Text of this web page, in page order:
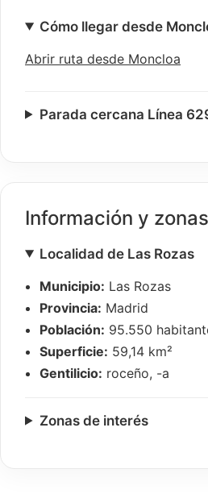
Cómo llegar desde
Abrir ruta desde Moncloa
Parada cercana Línea
Información y
Localidad de Las Rozas
Municipio: Las Rozas
Provincia: Madrid
Población: 95.550
Superficie: 59,14 km²
Gentilicio: roceño, -a
Zonas de interés